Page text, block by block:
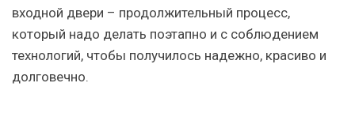
входной двери – продолжительный процесс,
который надо делать поэтапно и с соблюдением
технологий, чтобы получилось надежно, красиво и
долговечно.